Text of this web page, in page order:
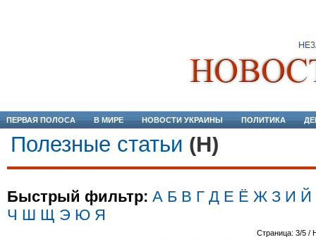
ПЕРВАЯ ПОЛОСА В МИРЕ НОВОСТИ УКРАИНЫ ПОЛИТИКА
Полезные статьи (Н)
Быстрый фильтр: А Б В Г Д Е Ё Ж З И Й
Ч Ш Щ Э Ю Я
Страница: 3/5 /